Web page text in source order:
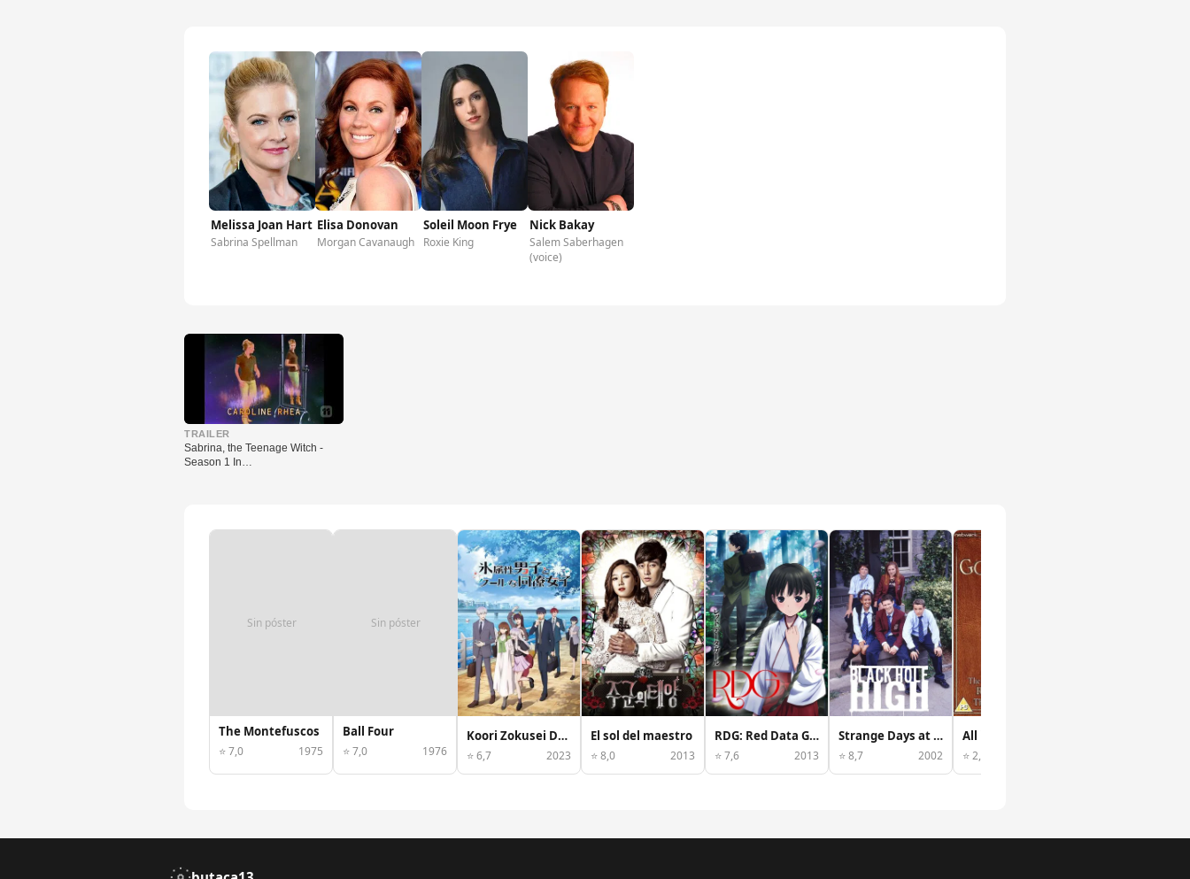
Melissa Joan Hart
Sabrina Spellman
Elisa Donovan
Morgan Cavanaugh
Soleil Moon Frye
Roxie King
Nick Bakay
Salem Saberhagen
(voice)
▶
TRAILER
Sabrina, the Teenage Witch -
Season 1 In…
Sin póster
The Montefuscos
⭐ 7,0 1975
Sin póster
Ball Four
⭐ 7,0 1976
Koori Zokusei Danshi to Cool na Douryou Joshi
⭐ 6,7 2023
El sol del maestro
⭐ 8,0 2013
RDG: Red Data Girl
⭐ 7,6 2013
Strange Days at Blake Holsey High
⭐ 8,7 2002
All in Good Faith
⭐ 2,3